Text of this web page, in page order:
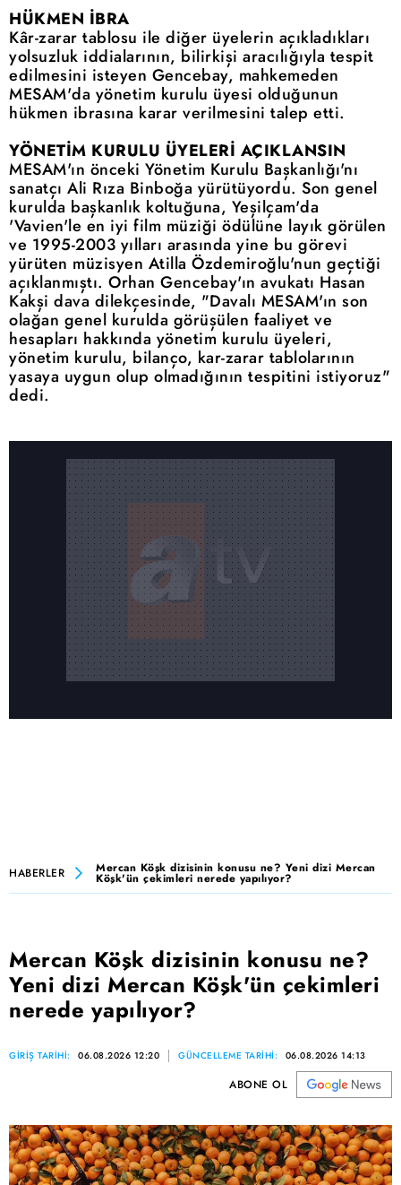
HÜKMEN İBRA
Kâr-zarar tablosu ile diğer üyelerin açıkladıkları
yolsuzluk iddialarının, bilirkişi aracılığıyla tespit
edilmesini isteyen Gencebay, mahkemeden
MESAM'da yönetim kurulu üyesi olduğunun
hükmen ibrasına karar verilmesini talep etti.
YÖNETİM KURULU ÜYELERİ AÇIKLANSIN
MESAM'ın önceki Yönetim Kurulu Başkanlığı'nı
sanatçı Ali Rıza Binboğa yürütüyordu. Son genel
kurulda başkanlık koltuğuna, Yeşilçam'da
'Vavien'le en iyi film müziği ödülüne layık görülen
ve 1995-2003 yılları arasında yine bu görevi
yürüten müzisyen Atilla Özdemiroğlu'nun geçtiği
açıklanmıştı. Orhan Gencebay'ın avukatı Hasan
Kakşi dava dilekçesinde, "Davalı MESAM'ın son
olağan genel kurulda görüşülen faaliyet ve
hesapları hakkında yönetim kurulu üyeleri,
yönetim kurulu, bilanço, kar-zarar tablolarının
yasaya uygun olup olmadığının tespitini istiyoruz"
dedi.
HABERLER Mercan Köşk dizisinin konusu ne? Yeni dizi Mercan
Köşk'ün çekimleri nerede yapılıyor?
Mercan Köşk dizisinin konusu ne?
Yeni dizi Mercan Köşk'ün çekimleri
nerede yapılıyor?
GİRİŞ TARİHİ: 06.08.2026 12:20 GÜNCELLEME TARİHİ: 06.08.2026 14:13
ABONE OL